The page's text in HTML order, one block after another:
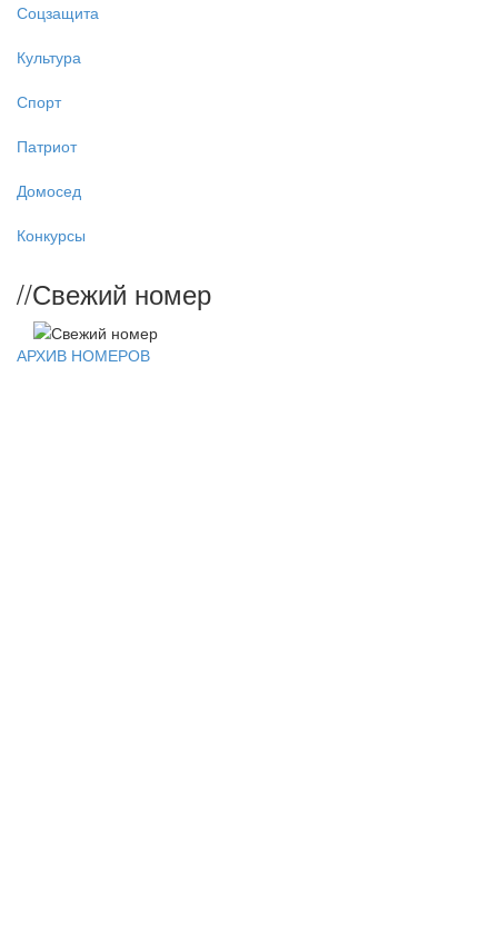
Соцзащита
Культура
Спорт
Патриот
Домосед
Конкурсы
//Свежий номер
АРХИВ НОМЕРОВ